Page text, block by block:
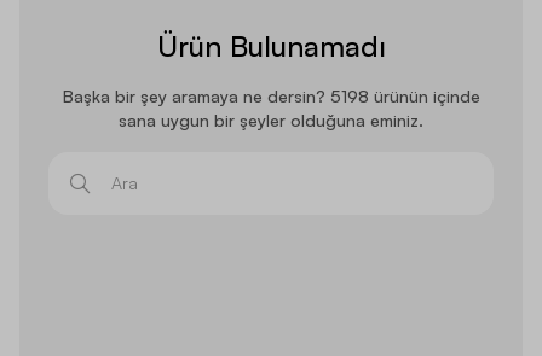
Ürün Bulunamadı
Başka bir şey aramaya ne dersin? 5198 ürünün içinde
sana uygun bir şeyler olduğuna eminiz.
Ara